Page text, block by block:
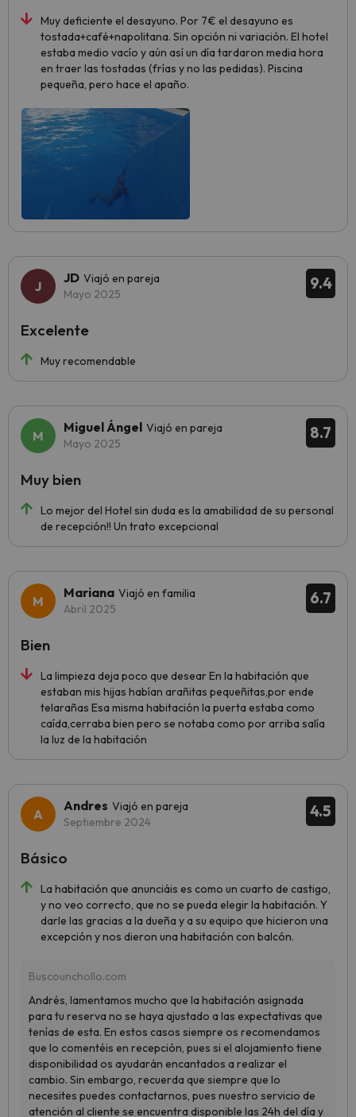
Muy deficiente el desayuno. Por 7€ el desayuno es
tostada+café+napolitana. Sin opción ni variación. El hotel
estaba medio vacío y aún así un día tardaron media hora
en traer las tostadas (frías y no las pedidas). Piscina
pequeña, pero hace el apaño.
9.4
JD Viajó en pareja
Mayo 2025
Muy recomendable
Excelente
8.7
Miguel Ángel Viajó en pareja
Mayo 2025
Lo mejor del Hotel sin duda es la amabilidad de su personal
de recepción!! Un trato excepcional
Muy bien
6.7
Mariana Viajó en familia
Abril 2025
La limpieza deja poco que desear En la habitación que
estaban mis hijas habían arañitas pequeñitas,por ende
telarañas Esa misma habitación la puerta estaba como
caída,cerraba bien pero se notaba como por arriba salía
la luz de la habitación
Bien
4.5
Andres Viajó en pareja
Septiembre 2024
La habitación que anunciáis es como un cuarto de castigo,
y no veo correcto, que no se pueda elegir la habitación. Y
darle las gracias a la dueña y a su equipo que hicieron una
excepción y nos dieron una habitación con balcón.
Básico